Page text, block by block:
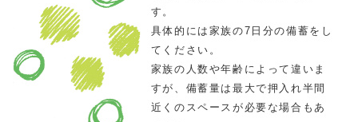
す。
具体的には家族の7日分の備蓄をし
てください。
家族の人数や年齢によって違いま
すが、備蓄量は最大で押入れ半間
近くのスペースが必要な場合もあ